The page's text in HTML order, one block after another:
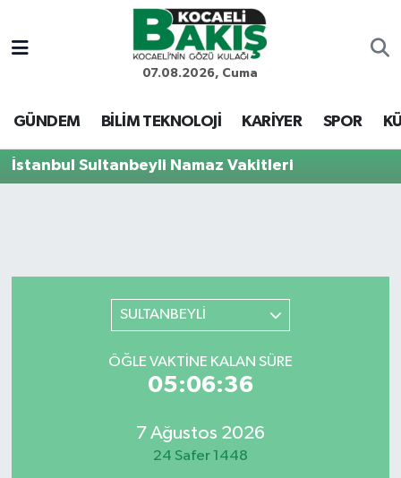
07.08.2026, Cuma
GÜNDEM BİLİM TEKNOLOJİ KARİYER SPOR
İstanbul Sultanbeyli Namaz Vakitleri
SULTANBEYLİ
ÖĞLE VAKTINE KALAN SÜRE
05:06:36
7 Ağustos 2026
24 Safer 1448
Kocaeli Nöbetçi Eczaneler
Kocaeli Hava Durumu
Kocaeli Trafik Yoğunluk Haritası
Son Dakika Haberleri